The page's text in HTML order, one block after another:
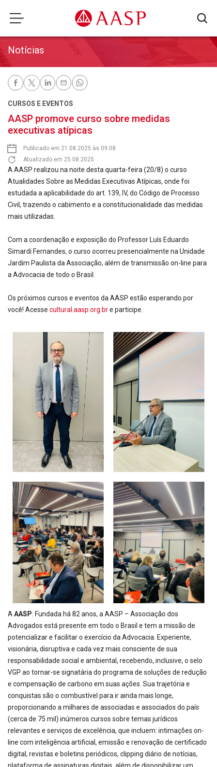
Notícias
CURSOS E EVENTOS
AASP promove curso sobre medidas
executivas atípicas
Publicado em 21.08.2025 às 09:08
Atualizado em 25.08.2025
A AASP realizou na noite desta quarta-feira (20/8) o curso
Atualidades Sobre as Medidas Executivas Atípicas, onde foi
estudada a aplicabilidade do art. 139, IV, do Código de Processo
Civil, trazendo o cabimento e a constitucionalidade das medidas
mais utilizadas.
Com a coordenação e exposição do Professor Luís Eduardo
Simardi Fernandes, o curso ocorreu presencialmente na Unidade
Jardim Paulista da Associação, além de transmissão on-line para
a Advocacia de todo o Brasil.
Os próximos cursos e eventos da AASP estão esperando por
você! Acesse cultural.aasp.org.bre participe.
AAASP: Fundada há 82 anos, a AASP – Associação dos
Advogados está presente em todo o Brasil e tem a missão de
potencializar e facilitar o exercício da Advocacia. Experiente,
visionária, disruptiva e cada vez mais consciente de sua
responsabilidade social e ambiental, recebendo, inclusive, o selo
VGP ao tornar-se signatária do programa de soluções de redução
e compensação de carbono em suas ações. Sua trajetória e
conquistas são o combustível para ir ainda mais longe,
proporcionando a milhares de associadas e associados do país
(cerca de 75 mil) inúmeros cursos sobre temas jurídicos
relevantes e serviços de excelência, que incluem: intimações on-
line com inteligência artificial, emissão e renovação de certificado
digital, revistas e boletins periódicos, clipping diário de notícias,